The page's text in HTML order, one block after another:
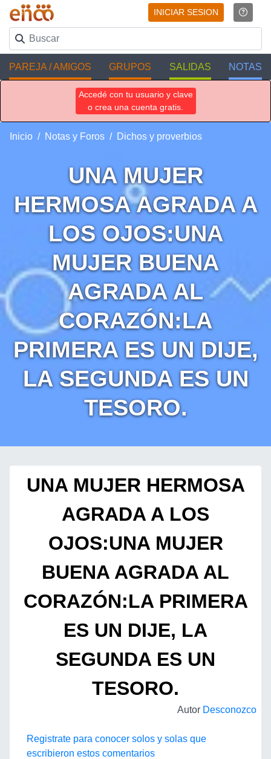
INICIAR SESION
PAREJA / AMIGOS GRUPOS SALIDAS NOTAS
Accedé con tu usuario y clave
o crea una cuenta gratis.
Inicio Notas y Foros Dichos y proverbios
UNA MUJER
HERMOSA AGRADA A
LOS OJOS:UNA
MUJER BUENA
AGRADA AL
CORAZÓN:LA
PRIMERA ES UN DIJE,
LA SEGUNDA ES UN
TESORO.
UNA MUJER HERMOSA
AGRADA A LOS
OJOS:UNA MUJER
BUENA AGRADA AL
CORAZÓN:LA PRIMERA
ES UN DIJE, LA
SEGUNDA ES UN
TESORO.
Autor Desconozco
Registrate para conocer solos y solas que
escribieron estos comentarios